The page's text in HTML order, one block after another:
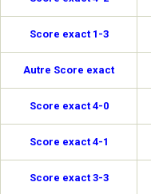
Score exact 1-3
Autre Score exact
Score exact 4-0
Score exact 4-1
Score exact 3-3